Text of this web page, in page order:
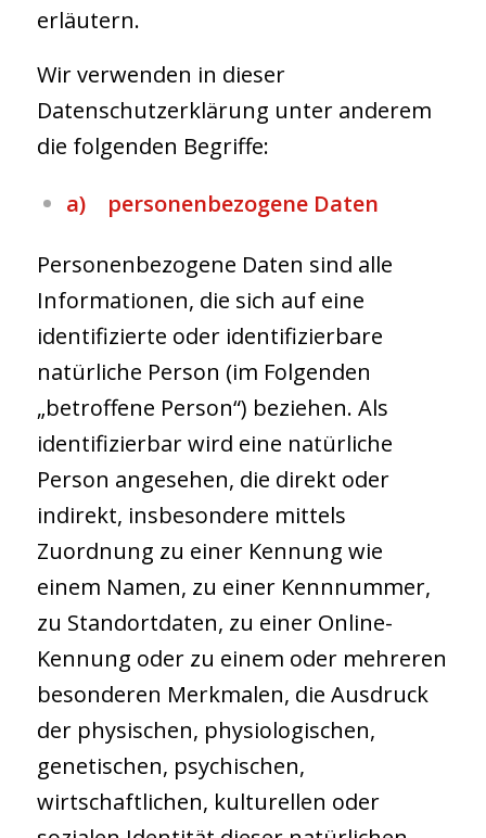
erläutern.
Wir verwenden in dieser
Datenschutzerklärung unter anderem
die folgenden Begriffe:
a) personenbezogene Daten
Personenbezogene Daten sind alle
Informationen, die sich auf eine
identifizierte oder identifizierbare
natürliche Person (im Folgenden
„betroffene Person“) beziehen. Als
identifizierbar wird eine natürliche
Person angesehen, die direkt oder
indirekt, insbesondere mittels
Zuordnung zu einer Kennung wie
einem Namen, zu einer Kennnummer,
zu Standortdaten, zu einer Online-
Kennung oder zu einem oder mehreren
besonderen Merkmalen, die Ausdruck
der physischen, physiologischen,
genetischen, psychischen,
wirtschaftlichen, kulturellen oder